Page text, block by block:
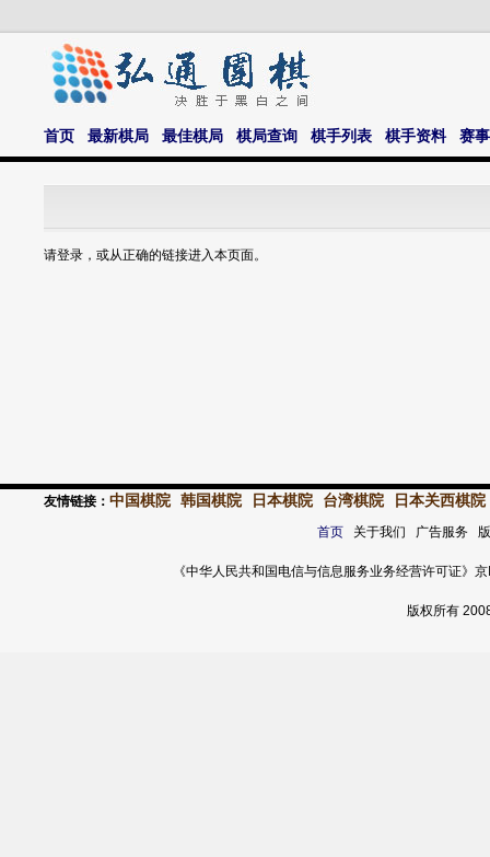
首页 最新棋局 最佳棋局 棋局查询 棋手列表 棋手资料 赛
请登录，或从正确的链接进入本页面。
友情链接： 中国棋院 韩国棋院 日本棋院 台湾棋院 日本关西棋院
首页关于我们 广告服务
《中华人民共和国电信与信息服务业务经营许可证
版权所有